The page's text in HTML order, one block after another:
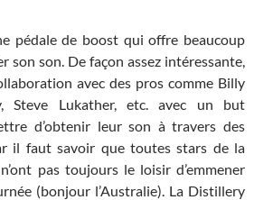
pédale de boost qui offre beaucoup
son son. De façon assez intéressante,
avec des pros comme Billy
Steve Lukather, etc. avec un but
d’obtenir leur son à travers des
il faut savoir que toutes stars de la
pas toujours le loisir d’emmener
(bonjour l’Australie). La Distillery